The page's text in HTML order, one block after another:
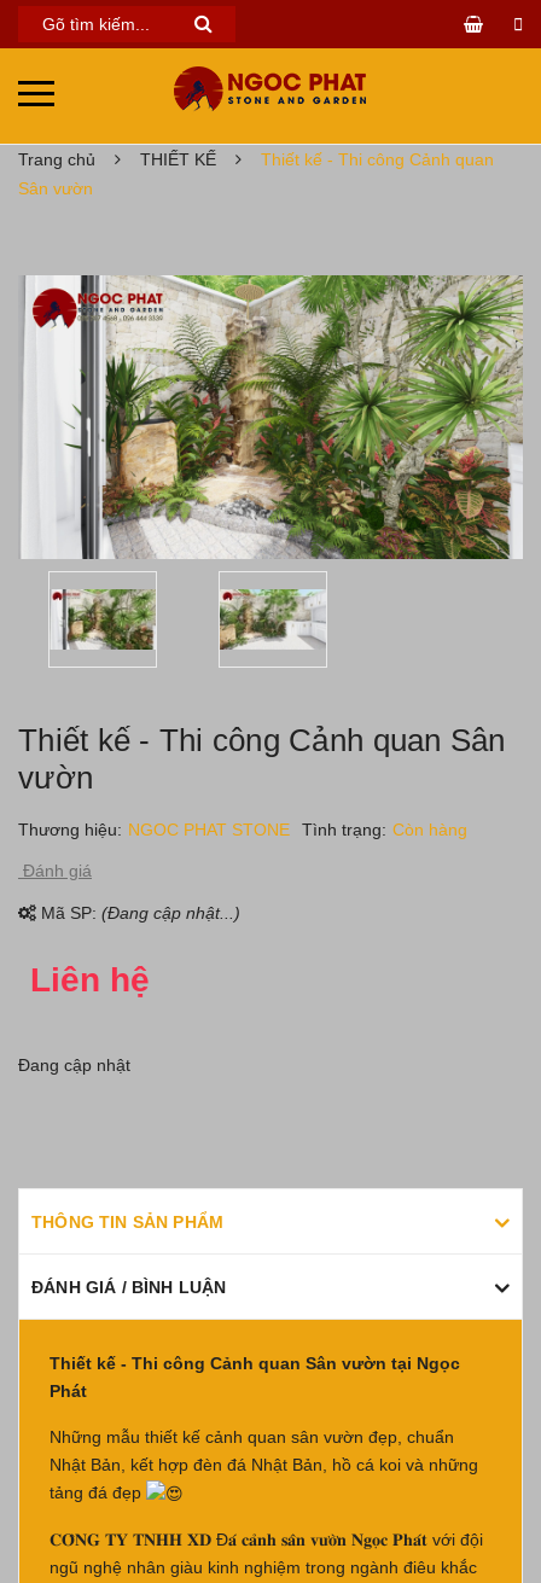
Trang chủ THIẾT KẾ
Thiết kế - Thi công Cảnh quan
Sân vườn
Thiết kế - Thi công Cảnh quan Sân
vườn
Thương hiệu: NGOC PHAT STONE Tình trạng: Còn hàng
Đánh giá
Mã SP: (Đang cập nhật...)
Liên hệ
Đang cập nhật
THÔNG TIN SẢN PHẨM
ĐÁNH GIÁ / BÌNH LUẬN
Thiết kế - Thi công Cảnh quan Sân vườn tại Ngọc
Phát
Những mẫu thiết kế cảnh quan sân vườn đẹp, chuẩn
Nhật Bản, kết hợp đèn đá Nhật Bản, hồ cá koi và những
tảng đá đẹp
𝐂𝐎̂𝐍𝐆 𝐓𝐘 𝐓𝐍𝐇𝐇 𝐗𝐃 Đ𝐚́ 𝐜𝐚̉𝐧𝐡 𝐬𝐚̂𝐧 𝐯𝐮̛𝐨̛̀𝐧 𝐍𝐠𝐨̣𝐜 𝐏𝐡𝐚́𝐭 với đội
ngũ nghệ nhân giàu kinh nghiệm trong ngành điêu khắc